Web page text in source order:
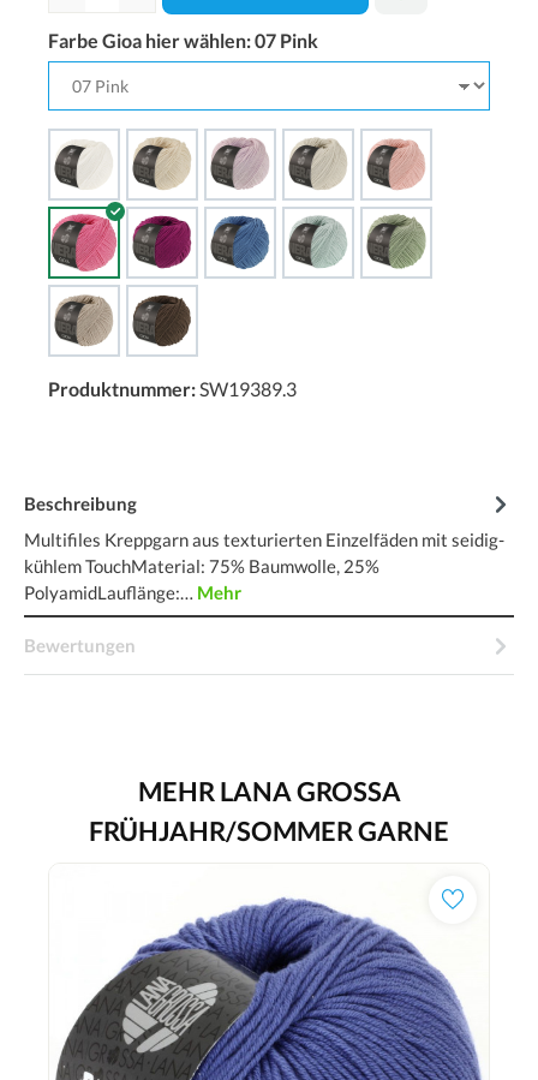
Farbe Gioa hier wählen:07 Pink
Produktnummer: SW19389.3
Beschreibung
Multifiles Kreppgarn aus texturierten Einzelfäden mit seidig-
kühlem TouchMaterial: 75% Baumwolle, 25%
PolyamidLauflänge:… Mehr
Bewertungen
MEHR LANA GROSSA
FRÜHJAHR/SOMMER GARNE